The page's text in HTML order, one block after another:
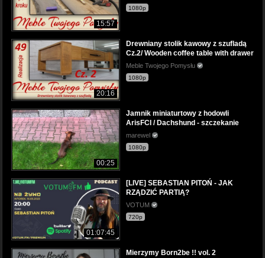
15:57
1080p
20:16
Drewniany stolik kawowy z szufladą
Cz.2/ Wooden coffee table with drawer
Meble Twojego Pomysłu
1080p
00:25
Jamnik miniaturtowy z hodowli
ArisFCI / Dachshund - szczekanie
marewel
1080p
01:07:45
[LIVE] SEBASTIAN PITOŃ - JAK
RZĄDZIĆ PARTIĄ?
VOTUM
720p
Mierzymy Born2be !! vol. 2